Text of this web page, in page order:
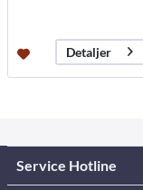
Detaljer
Service Hotline